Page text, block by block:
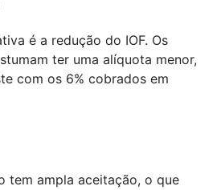
é a redução do IOF. Os
ter uma alíquota menor,
com os 6% cobrados em
tem ampla aceitação, o que